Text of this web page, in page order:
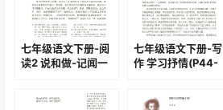
七年级语文下册-阅
读2 说和做-记闻一
七年级语文下册-写
作 学习抒情(P44-